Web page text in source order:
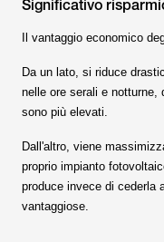
Significativo
Il vantaggio economico
Da un lato, si riduce
nelle ore serali e notturne,
sono più elevati.
Dall'altro, viene
proprio impianto
produce invece di cederla
vantaggiose.